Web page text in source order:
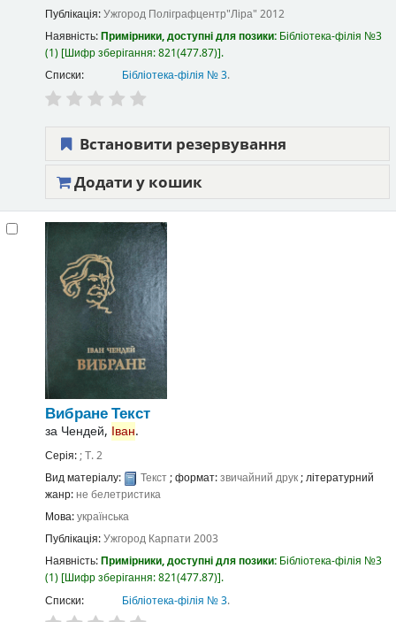
Публікація:Ужгород Поліграфцентр"Ліра" 2012
Наявність:Примірники, доступні для позики: Бібліотека-філія №3
(1) Шифр зберігання:821(477.87) .
Списки:
Бібліотека-філія № 3.
Встановити резервування
Додати у кошик
ВибранеТекст
за Чендей, Іван.
Серія:; Т. 2
Вид матеріалу:
Текст; формат:звичайний друк; літературний
жанр:не белетристика
Мова:українська
Публікація:Ужгород Карпати 2003
Наявність:Примірники, доступні для позики: Бібліотека-філія №3
(1) Шифр зберігання:821(477.87) .
Списки:
Бібліотека-філія № 3.